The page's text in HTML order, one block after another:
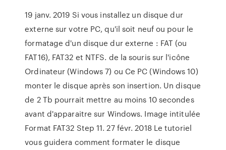
19 janv. 2019 Si vous installez un disque dur
externe sur votre PC, qu'il soit neuf ou pour le
formatage d'un disque dur externe : FAT (ou
FAT16), FAT32 et NTFS. de la souris sur l'icône
Ordinateur (Windows 7) ou Ce PC (Windows 10)
monter le disque après son insertion. Un disque
de 2 Tb pourrait mettre au moins 10 secondes
avant d'apparaitre sur Windows. Image intitulée
Format FAT32 Step 11. 27 févr. 2018 Le tutoriel
vous guidera comment formater le disque